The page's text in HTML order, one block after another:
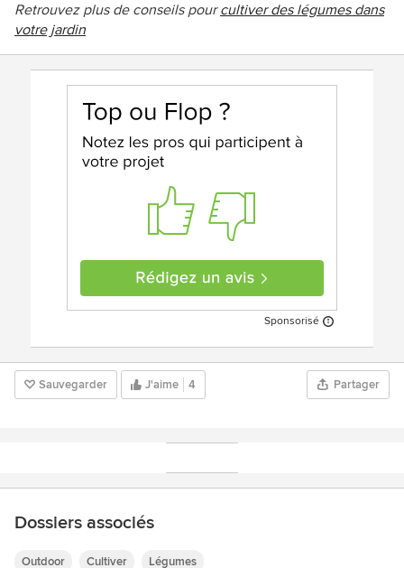
Retrouvez plus de conseils pourcultiver des légumesdans
votre jardin
Sponsorisé
Sauvegarder J'aime 4 Partager
Dossiers associés
Outdoor Cultiver Légumes